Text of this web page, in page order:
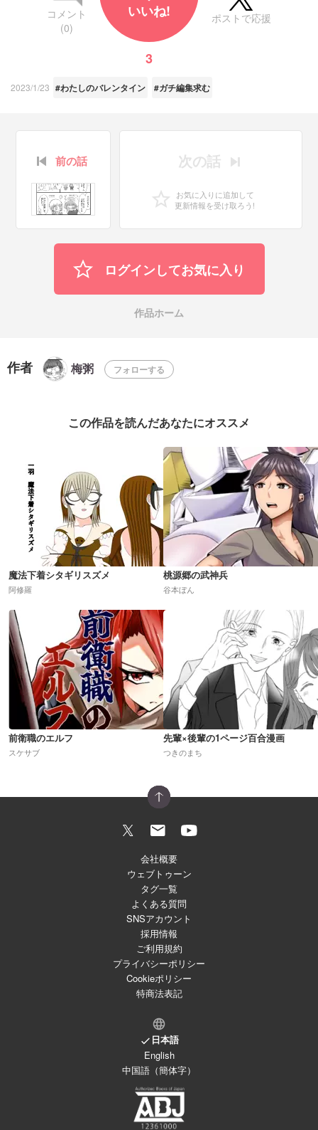
コメント
(0)
いいね!
3
ポストで応援
2023/1/23 #わたしのバレンタイン #ガチ編集求む
前の話 次の話
お気に入りに追加して
更新情報を受け取ろう!
ログインしてお気に入り
作品ホーム
作者 梅粥 フォローする
この作品を読んだあなたにオススメ
魔法下着シタギリスズメ
阿修羅
桃源郷の武神兵
谷本ぼん
前衛職のエルフ
スケサブ
先輩×後輩の1ページ百合漫画
つきのまち
会社概要
ウェブトゥーン
タグ一覧
よくある質問
SNSアカウント
採用情報
ご利用規約
プライバシーポリシー
Cookieポリシー
特商法表記
日本語
English
中国語（簡体字）